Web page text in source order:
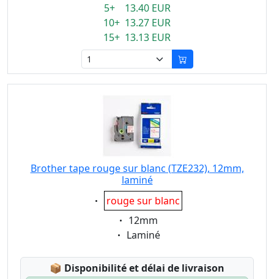
5+ 13.40 EUR
10+ 13.27 EUR
15+ 13.13 EUR
Brother tape rouge sur blanc (TZE232), 12mm,
laminé
Eigenschaft:
rouge sur blanc
Eigenschaft:
12mm
Eigenschaft:
Laminé
📦 Lagerstatus:
Disponibilité et délai de livraison